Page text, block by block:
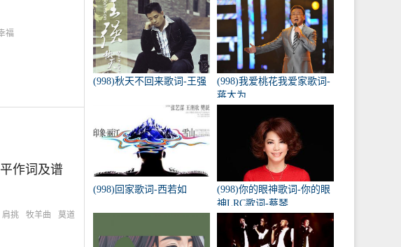
福
作词及谱
肩挑 牧羊曲 莫道
(998)秋天不回来歌词-王强
(998)我爱桃花我爱家歌词-
蒋大为
(998)回家歌词-西若如
(998)你的眼神歌词-你的眼
神LRC歌词-蔡琴